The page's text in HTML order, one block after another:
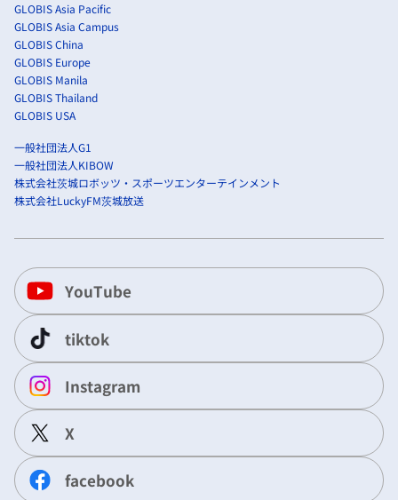
GLOBIS Asia Pacific
GLOBIS Asia Campus
GLOBIS China
GLOBIS Europe
GLOBIS Manila
GLOBIS Thailand
GLOBIS USA
一般社団法人G1
一般社団法人KIBOW
株式会社茨城ロボッツ・スポーツエンターテインメント
株式会社LuckyFM茨城放送
YouTube
tiktok
Instagram
X
facebook